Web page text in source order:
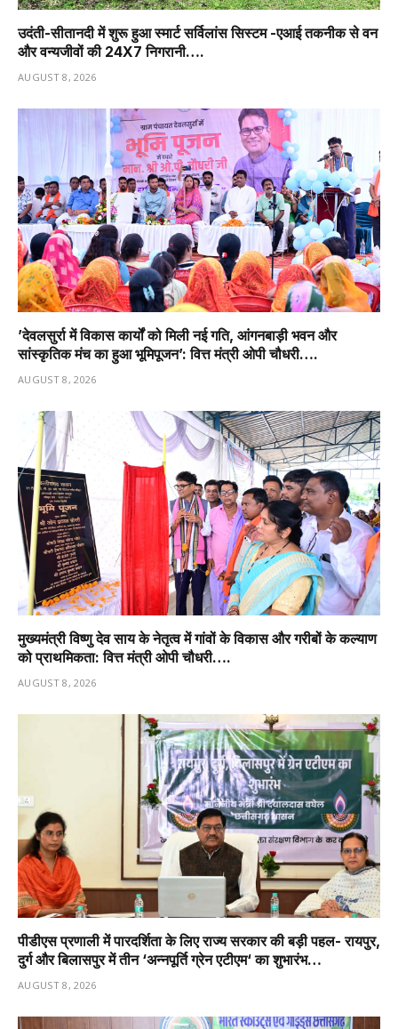
उदंती-सीतानदी में शुरू हुआ स्मार्ट सर्विलांस सिस्टम -एआई तकनीक से वन
और वन्यजीवों की 24X7 निगरानी….
AUGUST 8, 2026
’देवलसुर्रा में विकास कार्यों को मिली नई गति, आंगनबाड़ी भवन और
सांस्कृतिक मंच का हुआ भूमिपूजन’: वित्त मंत्री ओपी चौधरी….
AUGUST 8, 2026
मुख्यमंत्री विष्णु देव साय के नेतृत्व में गांवों के विकास और गरीबों के कल्याण
को प्राथमिकता: वित्त मंत्री ओपी चौधरी….
AUGUST 8, 2026
पीडीएस प्रणाली में पारदर्शिता के लिए राज्य सरकार की बड़ी पहल- रायपुर,
दुर्ग और बिलासपुर में तीन ‘अन्नपूर्ति ग्रेन एटीएम‘ का शुभारंभ…
AUGUST 8, 2026